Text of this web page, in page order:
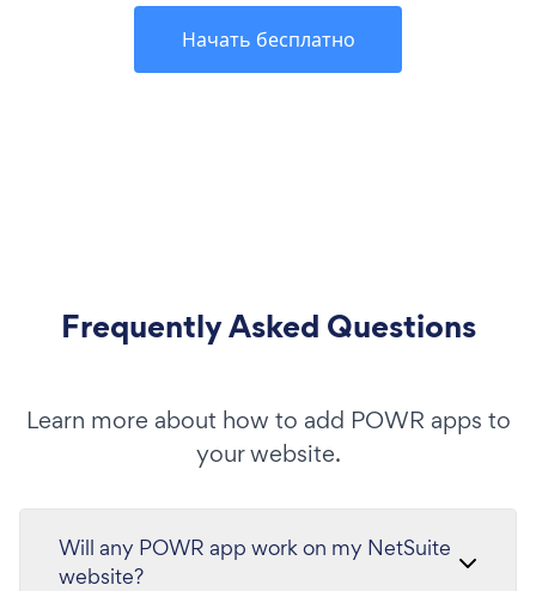
Начать бесплатно
Frequently Asked Questions
Learn more about how to add POWR apps to
your website.
Will any POWR app work on my NetSuite
website?